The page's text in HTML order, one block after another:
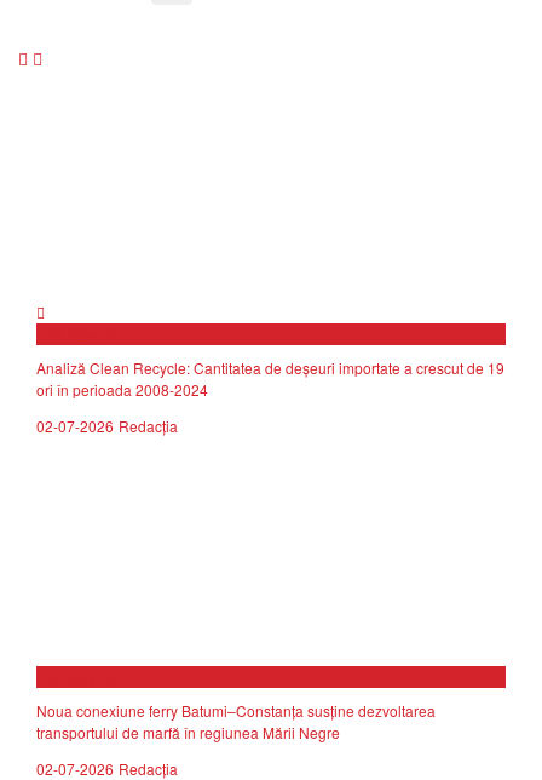
Analiză Clean Recycle: Cantitatea de deșeuri importate a crescut de 19
ori în perioada 2008-2024
02-07-2026 Redacția
Noua conexiune ferry Batumi–Constanța susține dezvoltarea
transportului de marfă în regiunea Mării Negre
02-07-2026 Redacția